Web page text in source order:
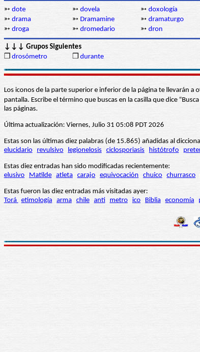
➳ dote ➳ dovela ➳ doxología
➳ drama ➳ Dramamine ➳ dramaturgo
➳ droga ➳ dromedario ➳ dron
↓↓↓ Grupos Siguientes
❒ drosómetro ❒ durante
Los iconos de la parte superior e inferior de la página te llevarán
pantalla. Escribe el término que buscas en la casilla que dice
las páginas.
Última actualización: Viernes, Julio 31 05:08 PDT 2026
Estas son las últimas diez palabras (de 15.865) añadidas al
elucidario
revulsivo legionelosis ciclosporiasis histótrofo
Estas diez entradas han sido modificadas recientemente:
elusivo
Matilde atleta carajo equivocación chuico churrasco
Estas fueron las diez entradas más visitadas ayer:
Torá etimología arma chile anti metro ico Biblia economía